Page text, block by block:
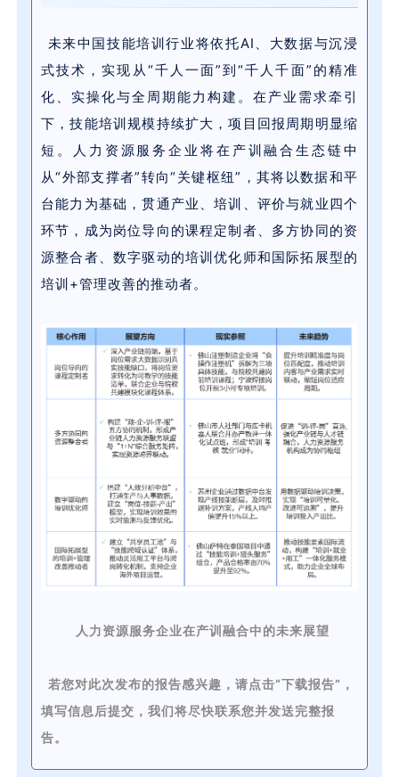
未来中国技能培训行业将依托AI、大数据与沉浸
式技术，实现从“千人一面”到“千人千面”的精准
化、实操化与全周期能力构建。在产业需求牵引
下，技能培训规模持续扩大，项目回报周期明显缩
短。人力资源服务企业将在产训融合生态链中
从“外部支撑者”转向“关键枢纽”，其将以数据和平
台能力为基础，贯通产业、培训、评价与就业四个
环节，成为岗位导向的课程定制者、多方协同的资
源整合者、数字驱动的培训优化师和国际拓展型的
培训+管理改善的推动者。
人力资源服务企业在产训融合中的未来展望
若您对此次发布的报告感兴趣，请点击“下载报告”，
填写信息后提交，我们将尽快联系您并发送完整报
告。